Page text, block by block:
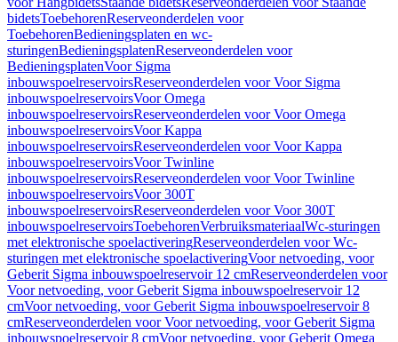
bidetsToebehorenReserveonderdelen voor
ToebehorenBedieningsplaten en wc-
sturingenBedieningsplatenReserveonderdelen voor
BedieningsplatenVoor Sigma
inbouwspoelreservoirsReserveonderdelen voor Voor Sigma
inbouwspoelreservoirsVoor Omega
inbouwspoelreservoirsReserveonderdelen voor Voor Omega
inbouwspoelreservoirsVoor Kappa
inbouwspoelreservoirsReserveonderdelen voor Voor Kappa
inbouwspoelreservoirsVoor Twinline
inbouwspoelreservoirsReserveonderdelen voor Voor Twinline
inbouwspoelreservoirsVoor 300T
inbouwspoelreservoirsReserveonderdelen voor Voor 300T
inbouwspoelreservoirsToebehorenVerbruiksmateriaalWc-sturingen
met elektronische spoelactiveringReserveonderdelen voor Wc-
sturingen met elektronische spoelactiveringVoor netvoeding, voor
Geberit Sigma inbouwspoelreservoir 12 cmReserveonderdelen voor
Voor netvoeding, voor Geberit Sigma inbouwspoelreservoir 12
cmVoor netvoeding, voor Geberit Sigma inbouwspoelreservoir 8
cmReserveonderdelen voor Voor netvoeding, voor Geberit Sigma
inbouwspoelreservoir 8 cmVoor netvoeding, voor Geberit Omega